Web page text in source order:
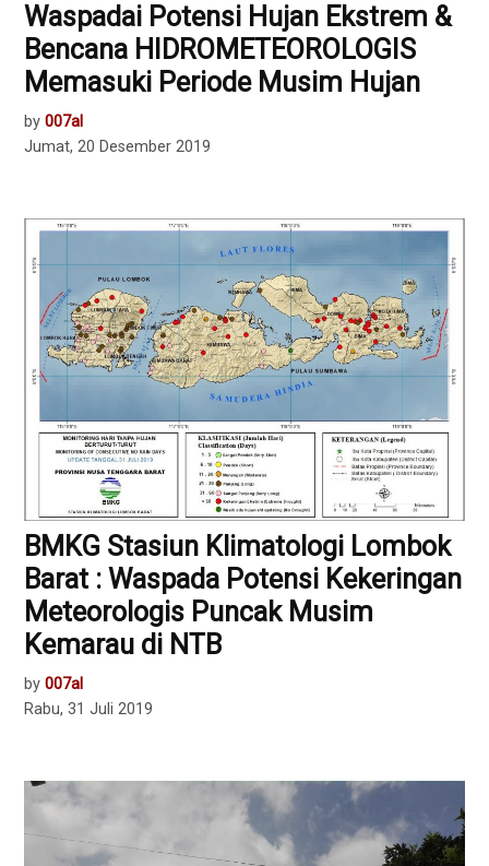
Waspadai Potensi Hujan Ekstrem &
Bencana HIDROMETEOROLOGIS
Memasuki Periode Musim Hujan
by 007al
Jumat, 20 Desember 2019
BMKG Stasiun Klimatologi Lombok
Barat : Waspada Potensi Kekeringan
Meteorologis Puncak Musim
Kemarau di NTB
by 007al
Rabu, 31 Juli 2019